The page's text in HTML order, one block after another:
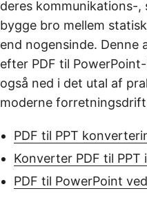
deres kommunikations-
bygge bro mellem
end nogensinde. Denne
efter PDF til
også ned i det utal af
moderne
PDF til PPT
Konverter PDF til PPT
PDF til PowerPoint